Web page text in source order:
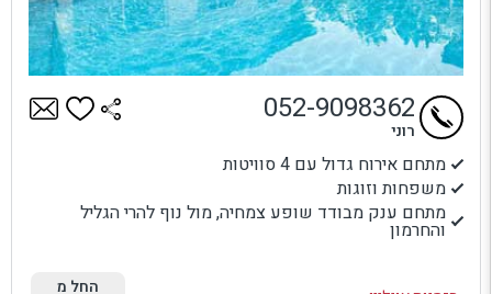
מתחם אירוח גדול עם 4 סוויטות
משפחות וזוגות
מתחם ענק מבודד שופע צמחיה, מול נוף להרי הגליל
והחרמון
052-9098362
רוני
החל מ